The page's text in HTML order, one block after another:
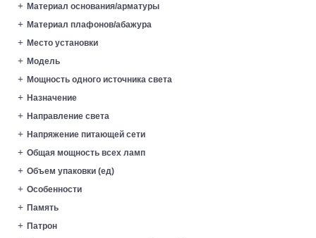
Материал основания/арматуры
Материал плафонов/абажура
Место установки
Модель
Мощность одного источника света
Назначение
Направление света
Напряжение питающей сети
Общая мощность всех ламп
Объем упаковки (ед)
Особенности
Память
Патрон